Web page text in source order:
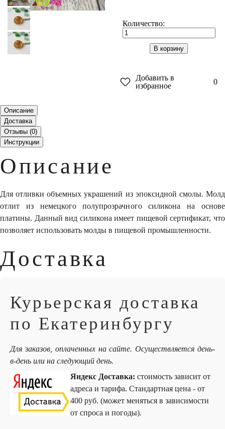
Количество:
В корзину
Добавить в
избранное
0
Описание
Доставка
Отзывы (0)
Инструкции
Описание
Для отливки объемных украшений из эпоксидной смолы. Молд
отлит из немецкого полупрозрачного силикона на основе
платины. Данный вид силикона имеет пищевой сертификат, что
позволяет использовать молды в пищевой промышленности.
Доставка
Курьерская доставка
по Екатеринбургу
Для заказов, оплаченных на сайте. Осуществляется день-
в-день или на следующий день.
Яндекс Доставка: стоимость зависит от
адреса и тарифа. Стандартная цена - от
400 руб. (может меняться в зависимости
от спроса и погоды).